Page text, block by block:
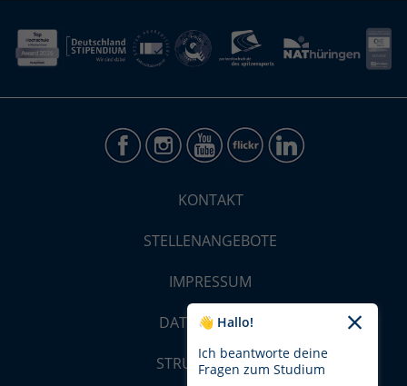
KONTAKT
STELLENANGEBOTE
IMPRESSUM
DATENSCHUTZ
STRUKTUR-MAP
👋 Hallo!
Ich beantworte deine
Fragen zum Studium